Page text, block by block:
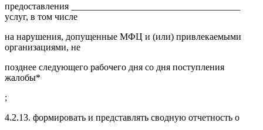
предоставления ____________________________________
услуг, в том числе
на нарушения, допущенные МФЦ и (или) привлекаемыми
организациями, не
позднее следующего рабочего дня со дня поступления
жалобы*
;
4.2.13. формировать и представлять сводную отчетность о